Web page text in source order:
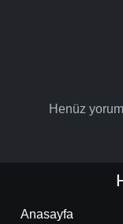
Henüz
Anasayfa